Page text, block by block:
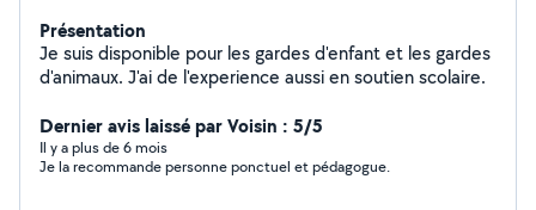
Présentation
Je suis disponible pour les gardes d'enfant et les gardes
d'animaux. J'ai de l'experience aussi en soutien scolaire.
Dernier avis laissé par Voisin : 5/5
Il y a plus de 6 mois
Je la recommande personne ponctuel et pédagogue.